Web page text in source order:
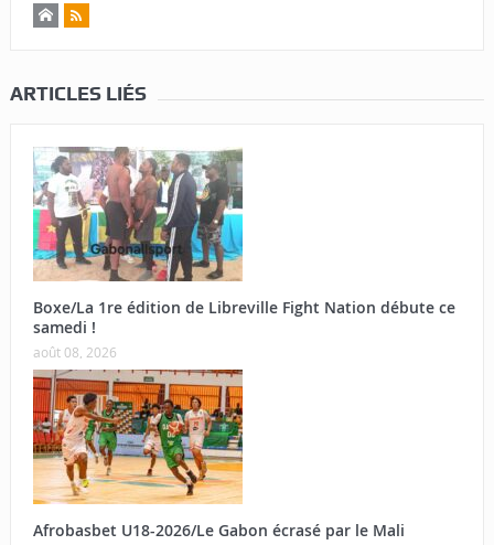
ARTICLES LIÉS
Boxe/La 1re édition de Libreville Fight Nation débute ce
samedi !
août 08, 2026
Afrobasbet U18-2026/Le Gabon écrasé par le Mali